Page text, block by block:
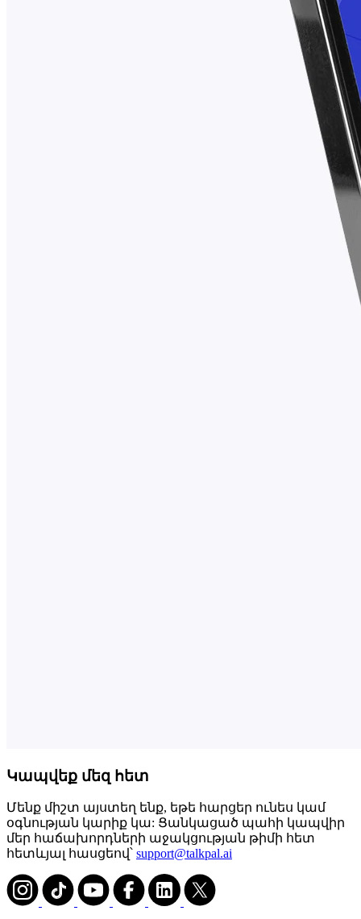
Կապվեք մեզ հետ
Մենք միշտ այստեղ ենք, եթե հարցեր ունես կամ
օգնության կարիք կա: Ցանկացած պահի կապվիր
մեր հաճախորդների աջակցության թիմի հետ
հետևյալ հասցեով՝ support@talkpal.ai